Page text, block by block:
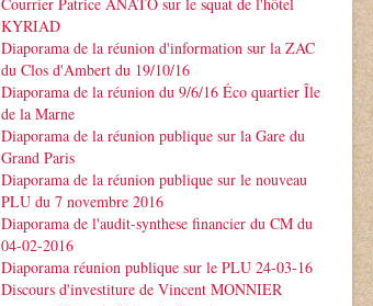
KYRIAD
Diaporama de la réunion d'information sur la ZAC
du Clos d'Ambert du 19/10/16
Diaporama de la réunion du 9/6/16 Éco quartier Île
de la Marne
Diaporama de la réunion publique sur la Gare du
Grand Paris
Diaporama de la réunion publique sur le nouveau
PLU du 7 novembre 2016
Diaporama de l'audit-synthese financier du CM du
04-02-2016
Diaporama réunion publique sur le PLU 24-03-16
Discours d'investiture de Vincent MONNIER